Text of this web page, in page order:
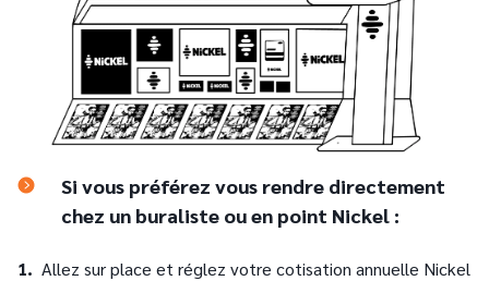
Si vous préférez vous rendre directement
chez un buraliste ou en point Nickel :
1. Allez sur place et réglez votre cotisation annuelle Nickel